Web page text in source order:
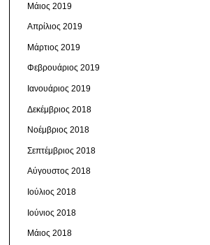
Μάιος 2019
Απρίλιος 2019
Μάρτιος 2019
Φεβρουάριος 2019
Ιανουάριος 2019
Δεκέμβριος 2018
Νοέμβριος 2018
Σεπτέμβριος 2018
Αύγουστος 2018
Ιούλιος 2018
Ιούνιος 2018
Μάιος 2018